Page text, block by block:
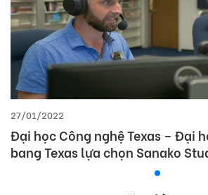
27/01/2022
Đại học Công nghệ Texas – Đại
bang Texas lựa chọn Sanako